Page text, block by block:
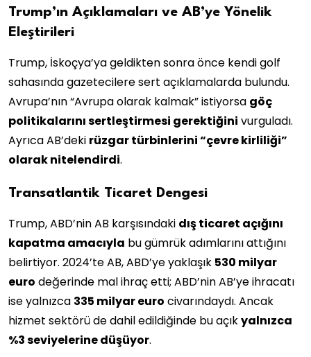
Trump’ın Açıklamaları ve AB’ye Yönelik
Eleştirileri
Trump, İskoçya’ya geldikten sonra önce kendi golf
sahasında gazetecilere sert açıklamalarda bulundu.
Avrupa’nın “Avrupa olarak kalmak” istiyorsa göç
politikalarını sertleştirmesi gerektiğini vurguladı.
Ayrıca AB’deki rüzgar türbinlerini “çevre kirliliği”
olarak nitelendirdi.
Transatlantik Ticaret Dengesi
Trump, ABD’nin AB karşısındaki dış ticaret açığını
kapatma amacıyla bu gümrük adımlarını attığını
belirtiyor. 2024’te AB, ABD’ye yaklaşık 530 milyar
euro değerinde mal ihraç etti; ABD’nin AB’ye ihracatı
ise yalnızca 335 milyar euro civarındaydı. Ancak
hizmet sektörü de dahil edildiğinde bu açıkyalnızca
%3 seviyelerine düşüyor.